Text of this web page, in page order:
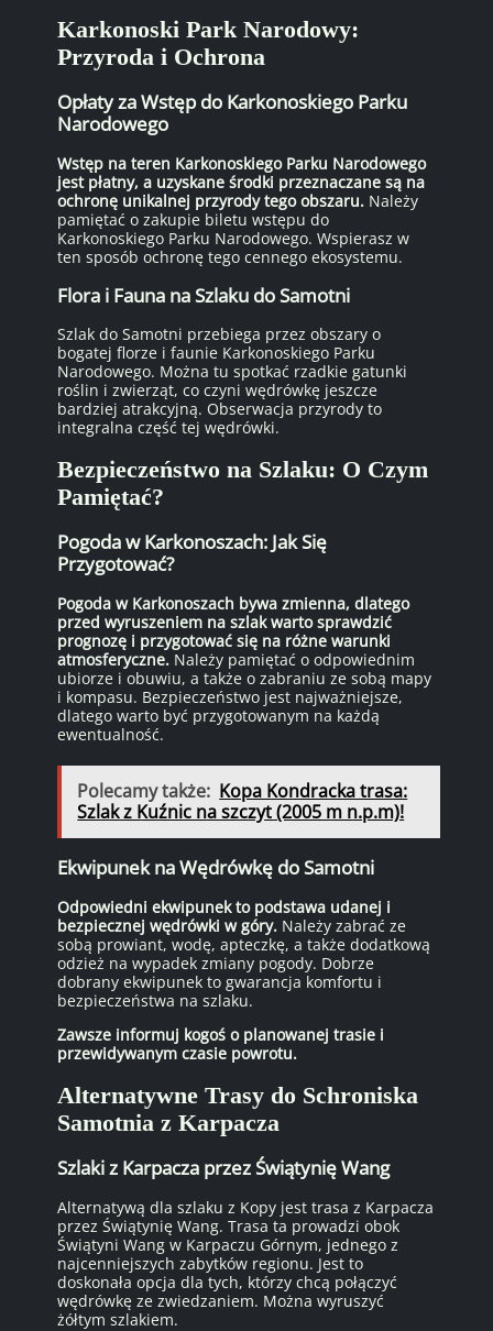
Karkonoski Park Narodowy:
Przyroda i Ochrona
Opłaty za Wstęp do Karkonoskiego Parku
Narodowego
Wstęp na teren Karkonoskiego Parku Narodowego
jest płatny, a uzyskane środki przeznaczane są na
ochronę unikalnej przyrody tego obszaru. Należy
pamiętać o zakupie biletu wstępu do
Karkonoskiego Parku Narodowego. Wspierasz w
ten sposób ochronę tego cennego ekosystemu.
Flora i Fauna na Szlaku do Samotni
Szlak do Samotni przebiega przez obszary o
bogatej florze i faunie Karkonoskiego Parku
Narodowego. Można tu spotkać rzadkie gatunki
roślin i zwierząt, co czyni wędrówkę jeszcze
bardziej atrakcyjną. Obserwacja przyrody to
integralna część tej wędrówki.
Bezpieczeństwo na Szlaku: O Czym
Pamiętać?
Pogoda w Karkonoszach: Jak Się
Przygotować?
Pogoda w Karkonoszach bywa zmienna, dlatego
przed wyruszeniem na szlak warto sprawdzić
prognozę i przygotować się na różne warunki
atmosferyczne. Należy pamiętać o odpowiednim
ubiorze i obuwiu, a także o zabraniu ze sobą mapy
i kompasu. Bezpieczeństwo jest najważniejsze,
dlatego warto być przygotowanym na każdą
ewentualność.
Polecamy także: Kopa Kondracka trasa:
Szlak z Kuźnic na szczyt (2005 m n.p.m)!
Ekwipunek na Wędrówkę do Samotni
Odpowiedni ekwipunek to podstawa udanej i
bezpiecznej wędrówki w góry. Należy zabrać ze
sobą prowiant, wodę, apteczkę, a także dodatkową
odzież na wypadek zmiany pogody. Dobrze
dobrany ekwipunek to gwarancja komfortu i
bezpieczeństwa na szlaku.
Zawsze informuj kogoś o planowanej trasie i
przewidywanym czasie powrotu.
Alternatywne Trasy do Schroniska
Samotnia z Karpacza
Szlaki z Karpacza przez Świątynię Wang
Alternatywą dla szlaku z Kopy jest trasa z Karpacza
przez Świątynię Wang. Trasa ta prowadzi obok
Świątyni Wang w Karpaczu Górnym, jednego z
najcenniejszych zabytków regionu. Jest to
doskonała opcja dla tych, którzy chcą połączyć
wędrówkę ze zwiedzaniem. Można wyruszyć
żółtym szlakiem.